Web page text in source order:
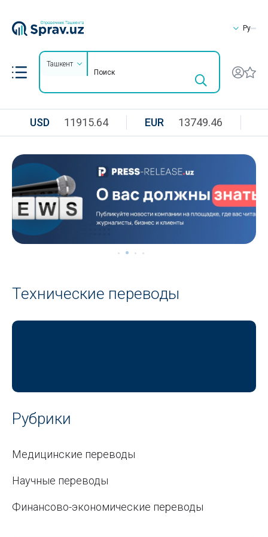
Ру
Ташкент
USD 11915.64 EUR 13749.46
Технические переводы
Рубрики
Медицинские переводы
Научные переводы
Финансово-экономические переводы